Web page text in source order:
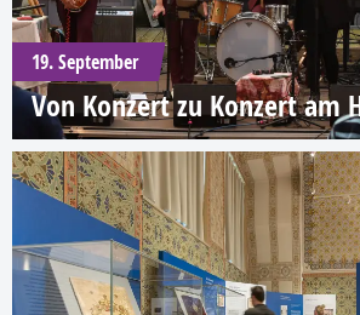
19. September
Von Konzert zu Konzert am